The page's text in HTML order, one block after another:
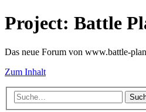
Project: Battle
Das neue Forum von www.battle-
Zum Inhalt